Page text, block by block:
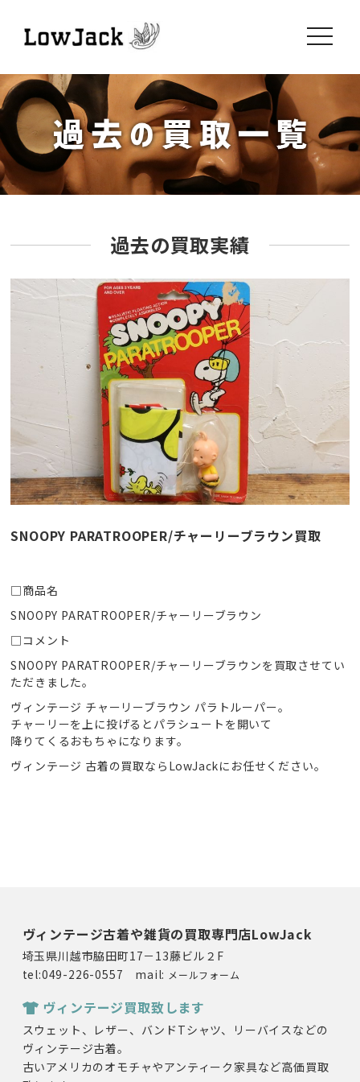
toggle
過去の買取実績
SNOOPY PARATROOPER/チャーリーブラウン買取
□商品名
SNOOPY PARATROOPER/チャーリーブラウン
□コメント
SNOOPY PARATROOPER/チャーリーブラウンを買取させてい
ただきました。
ヴィンテージ チャーリーブラウン パラトルーパー。
チャーリーを上に投げるとパラシュートを開いて
降りてくるおもちゃになります。
ヴィンテージ 古着の買取ならLowJackにお任せください。
ヴィンテージ古着や雑貨の買取専門店LowJack
埼玉県川越市脇田町17－13藤ビル２F
tel:049-226-0557 mail: メールフォーム
ヴィンテージ買取致します
スウェット、レザー、バンドTシャツ、リーバイスなどの
ヴィンテージ古着。
古いアメリカのオモチャやアンティーク家具など高価買取